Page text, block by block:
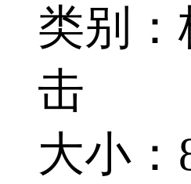
类别
击
大小：